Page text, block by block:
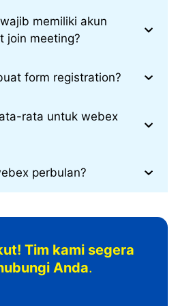
memiliki akun
join meeting?
form registration?
rata untuk webex
perbulan?
Tim kami segera
Anda.